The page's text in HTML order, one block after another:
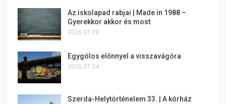
Az iskolapad rabjai | Made in 1988 –
Gyerekkor akkor és most
2026.07.29.
Egygólos előnnyel a visszavágóra
2026.07.24.
Szerda-Helytörténelem 33. | A kórház